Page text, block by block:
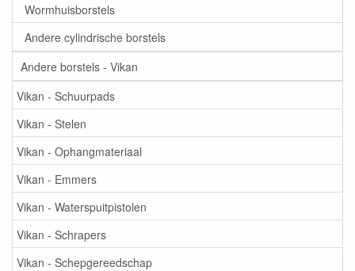
Wormhuisborstels
Andere cylindrische borstels
Andere borstels - Vikan
Vikan - Schuurpads
Vikan - Stelen
Vikan - Ophangmateriaal
Vikan - Emmers
Vikan - Waterspuitpistolen
Vikan - Schrapers
Vikan - Schepgereedschap